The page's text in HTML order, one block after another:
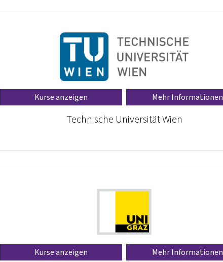
Kurse anzeigen Mehr Informationen
Technische Universität Wien
Kurse anzeigen Mehr Informationen